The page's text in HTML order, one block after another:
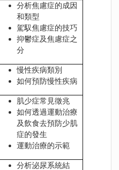
分析焦慮症的成因
和類型
駕馭焦慮症的技巧
抑鬱症及焦慮症之
分
慢性疾病類別
如何預防慢性疾病
肌少症常見徵兆
如何透過運動治療
及飲食去預防少肌
症的發生
運動治療的示範
分析泌尿系統結